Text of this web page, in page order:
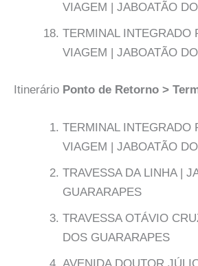
VIAGEM | JABOATÃO
TERMINAL INTEGRADO
VIAGEM | JABOATÃO
Itinerário Ponto de Retorno >
TERMINAL INTEGRADO
VIAGEM | JABOATÃO
TRAVESSA DA LINHA |
GUARARAPES
TRAVESSA OTÁVIO
DOS GUARARAPES